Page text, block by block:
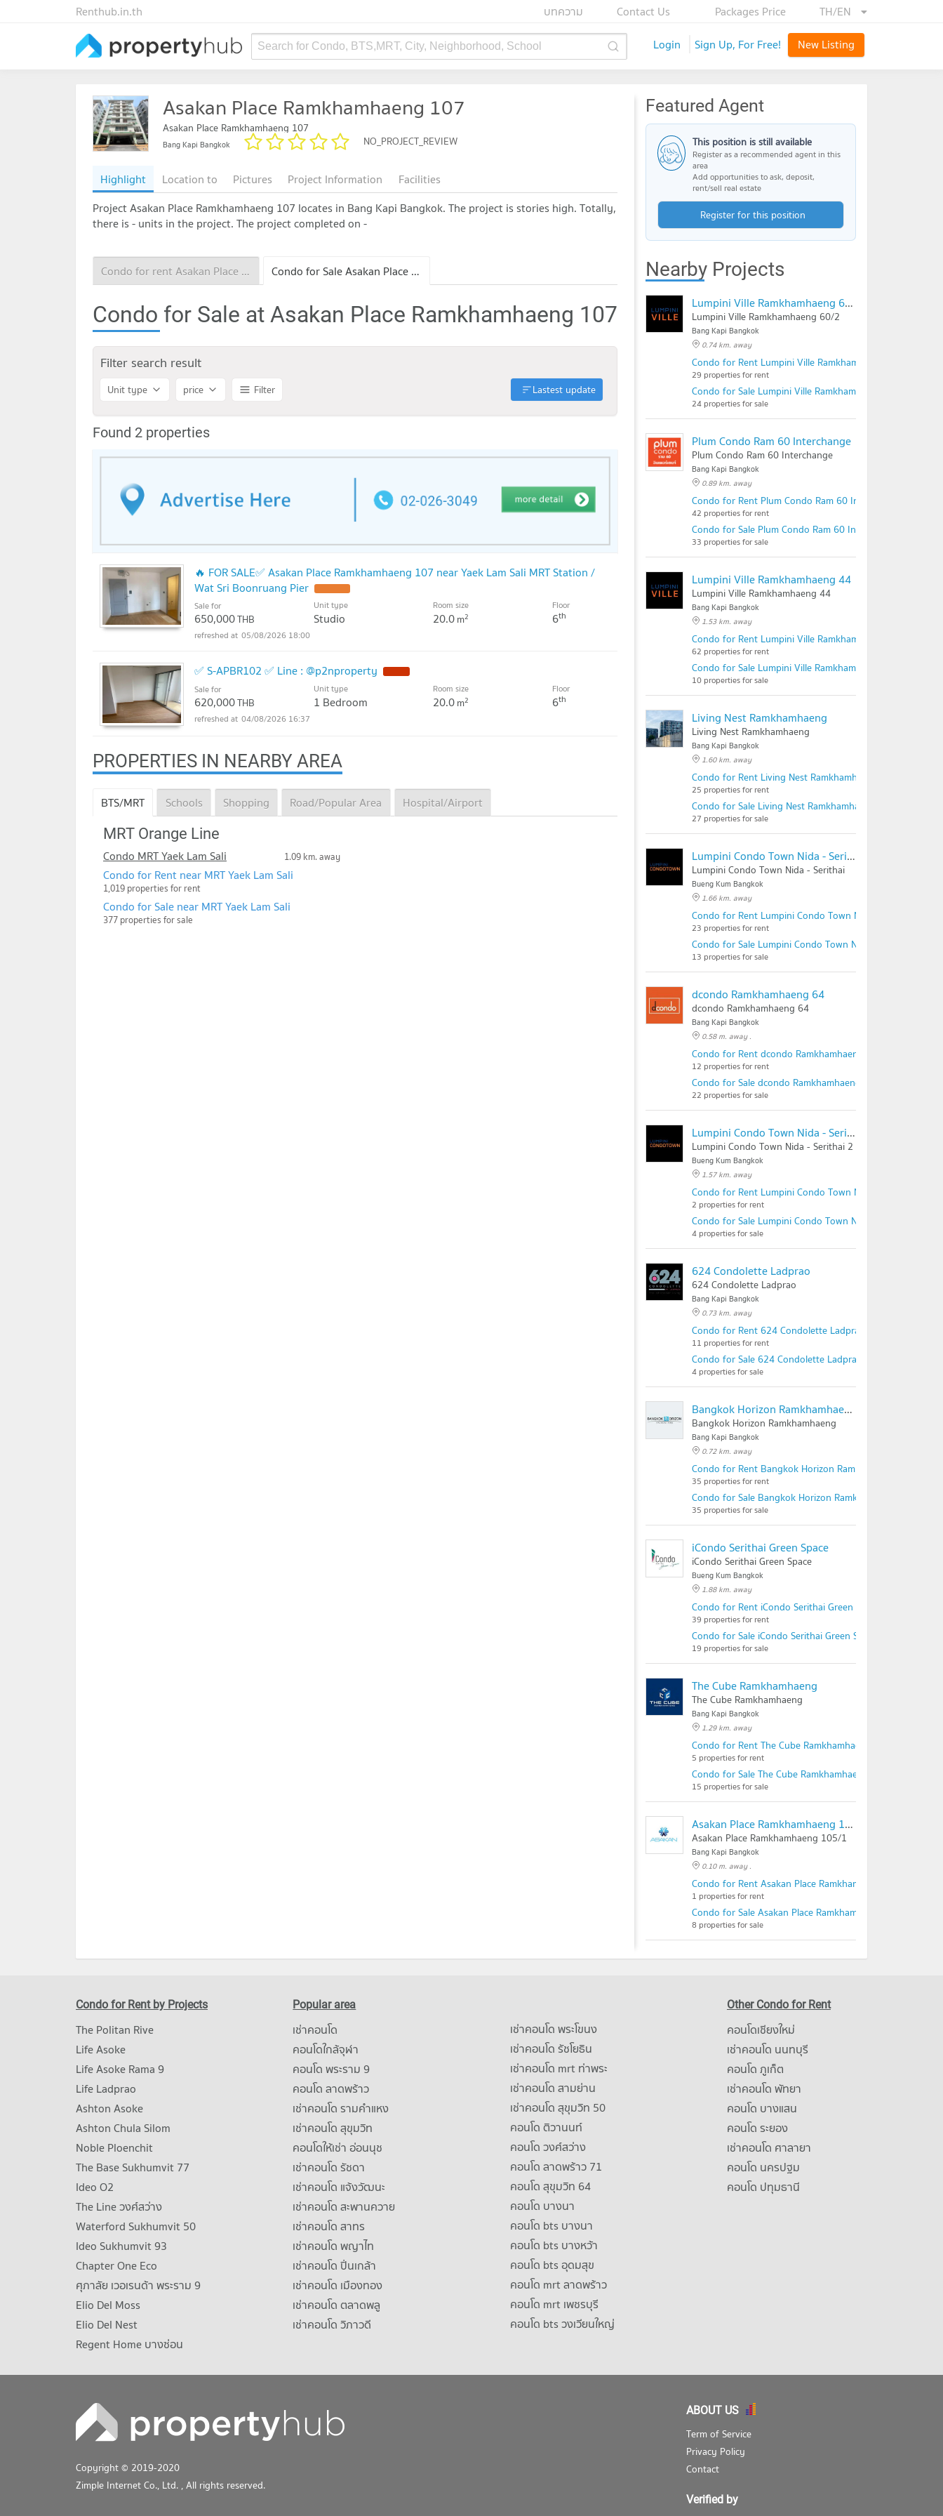
TH/EN
Packages Price
Contact Us
บทความ
Renthub.in.th
Search for Condo, BTS,MRT, City, Neighborhood, School Login Sign Up, For Free! New Listing
Asakan Place Ramkhamhaeng 107
Asakan Place Ramkhamhaeng 107
Bang Kapi Bangkok NO_PROJECT_REVIEW
Highlight Location to Pictures Project Information
Facilities
Project Asakan Place Ramkhamhaeng 107 locates in Bang Kapi Bangkok. The project is stories high. Totally,
there is - units in the project. The project completed on -
Condo for rent Asakan Place Ramkhamhaeng 107 Condo for Sale Asakan Place Ramkhamhaeng 107
Condo for Sale at Asakan Place Ramkhamhaeng 107
Filter search result
Unit type price Filter Lastest update
Found 2 properties
🔥 FOR SALE✅ Asakan Place Ramkhamhaeng 107 near Yaek Lam Sali MRT Station /
Wat Sri Boonruang Pier
Sale for
650,000THB
Unit type
Studio
Room size
20.0m2
Floor
6th
05/08/2026 18:00
✅ S-APBR102 ✅ Line : @p2nproperty
Sale for
620,000THB
Unit type
1 Bedroom
Room size
20.0m2
Floor
6th
04/08/2026 16:37
PROPERTIES IN NEARBY AREA
BTS/MRT Schools Shopping Road/Popular Area Hospital/Airport
MRT Orange Line
Condo MRT Yaek Lam Sali 1.09 km. away
Condo for Rent near MRT Yaek Lam Sali
1,019 properties for rent
Condo for Sale near MRT Yaek Lam Sali
377 properties for sale
Featured Agent
This position is still available
Register as a recommended agent in this
area
Add opportunities to ask, deposit,
rent/sell real estate
Register for this position
Nearby Projects
Lumpini Ville Ramkhamhaeng 60/2
Lumpini Ville Ramkhamhaeng 60/2
Bang Kapi Bangkok
0.74 km. away
Condo for Rent Lumpini Ville Ramkhamhaeng 60/2
29 properties for rent
Condo for Sale Lumpini Ville Ramkhamhaeng 60/2
24 properties for sale
Plum Condo Ram 60 Interchange
Plum Condo Ram 60 Interchange
Bang Kapi Bangkok
0.89 km. away
Condo for Rent Plum Condo Ram 60 Interchange
42 properties for rent
Condo for Sale Plum Condo Ram 60 Interchange
33 properties for sale
Lumpini Ville Ramkhamhaeng 44
Lumpini Ville Ramkhamhaeng 44
Bang Kapi Bangkok
1.53 km. away
Condo for Rent Lumpini Ville Ramkhamhaeng 44
62 properties for rent
Condo for Sale Lumpini Ville Ramkhamhaeng 44
10 properties for sale
Living Nest Ramkhamhaeng
Living Nest Ramkhamhaeng
Bang Kapi Bangkok
1.60 km. away
Condo for Rent Living Nest Ramkhamhaeng
25 properties for rent
Condo for Sale Living Nest Ramkhamhaeng
27 properties for sale
Lumpini Condo Town Nida - Serithai
Lumpini Condo Town Nida - Serithai
Bueng Kum Bangkok
1.66 km. away
Condo for Rent Lumpini Condo Town Nida - Serithai
23 properties for rent
Condo for Sale Lumpini Condo Town Nida - Serithai
13 properties for sale
dcondo Ramkhamhaeng 64
dcondo Ramkhamhaeng 64
Bang Kapi Bangkok
0.58 m. away .
Condo for Rent dcondo Ramkhamhaeng 64
12 properties for rent
Condo for Sale dcondo Ramkhamhaeng 64
22 properties for sale
Lumpini Condo Town Nida - Serithai 2
Lumpini Condo Town Nida - Serithai 2
Bueng Kum Bangkok
1.57 km. away
Condo for Rent Lumpini Condo Town Nida - Serithai 2
2 properties for rent
Condo for Sale Lumpini Condo Town Nida - Serithai 2
4 properties for sale
624 Condolette Ladprao
624 Condolette Ladprao
Bang Kapi Bangkok
0.73 km. away
Condo for Rent 624 Condolette Ladprao
11 properties for rent
Condo for Sale 624 Condolette Ladprao
4 properties for sale
Bangkok Horizon Ramkhamhaeng
Bangkok Horizon Ramkhamhaeng
Bang Kapi Bangkok
0.72 km. away
Condo for Rent Bangkok Horizon Ramkhamhaeng
35 properties for rent
Condo for Sale Bangkok Horizon Ramkhamhaeng
35 properties for sale
iCondo Serithai Green Space
iCondo Serithai Green Space
Bueng Kum Bangkok
1.88 km. away
Condo for Rent iCondo Serithai Green Space
39 properties for rent
Condo for Sale iCondo Serithai Green Space
19 properties for sale
The Cube Ramkhamhaeng
The Cube Ramkhamhaeng
Bang Kapi Bangkok
1.29 km. away
Condo for Rent The Cube Ramkhamhaeng
5 properties for rent
Condo for Sale The Cube Ramkhamhaeng
15 properties for sale
Asakan Place Ramkhamhaeng 105/1
Asakan Place Ramkhamhaeng 105/1
Bang Kapi Bangkok
0.10 m. away .
Condo for Rent Asakan Place Ramkhamhaeng 105/1
1 properties for rent
Condo for Sale Asakan Place Ramkhamhaeng 105/1
8 properties for sale
Condo for Rent by Projects
The Politan Rive
Life Asoke
Life Asoke Rama 9
Life Ladprao
Ashton Asoke
Ashton Chula Silom
Noble Ploenchit
The Base Sukhumvit 77
Ideo O2
The Line วงศ์สว่าง
Waterford Sukhumvit 50
Ideo Sukhumvit 93
Chapter One Eco
ศุภาลัย เวอเรนด้า พระราม 9
Elio Del Moss
Elio Del Nest
Regent Home บางซ่อน
Popular area
เช่าคอนโด
คอนโดใกล้จุฬา
คอนโด พระราม 9
คอนโด ลาดพร้าว
เช่าคอนโด รามคําแหง
เช่าคอนโด สุขุมวิท
คอนโดให้เช่า อ่อนนุช
เช่าคอนโด รัชดา
เช่าคอนโด แจ้งวัฒนะ
เช่าคอนโด สะพานควาย
เช่าคอนโด สาทร
เช่าคอนโด พญาไท
เช่าคอนโด ปิ่นเกล้า
เช่าคอนโด เมืองทอง
เช่าคอนโด ตลาดพลู
เช่าคอนโด วิภาวดี
เช่าคอนโด พระโขนง
เช่าคอนโด รัชโยธิน
เช่าคอนโด mrt ท่าพระ
เช่าคอนโด สามย่าน
เช่าคอนโด สุขุมวิท 50
คอนโด ติวานนท์
คอนโด วงศ์สว่าง
คอนโด ลาดพร้าว 71
คอนโด สุขุมวิท 64
คอนโด บางนา
คอนโด bts บางนา
คอนโด bts บางหว้า
คอนโด bts อุดมสุข
คอนโด mrt ลาดพร้าว
คอนโด mrt เพชรบุรี
คอนโด bts วงเวียนใหญ่
Other Condo for Rent
คอนโดเชียงใหม่
เช่าคอนโด นนทบุรี
คอนโด ภูเก็ต
เช่าคอนโด พัทยา
คอนโด บางแสน
คอนโด ระยอง
เช่าคอนโด ศาลายา
คอนโด นครปฐม
คอนโด ปทุมธานี
Copyright © 2019-2020
Zimple Internet Co., Ltd. , All rights reserved.
ABOUT US
Term of Service
Privacy Policy
Contact
Verified by